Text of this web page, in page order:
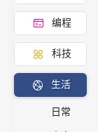
编程
科技
生活
日常